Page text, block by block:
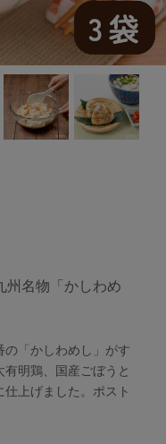
州名物「かしわめ
「かしわめし」がす
明鶏、国産ごぼうと
上げました。ポスト